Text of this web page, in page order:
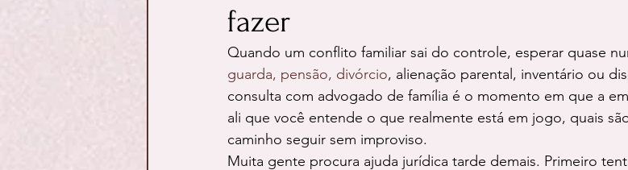
fazer
Quando um conflito familiar sai do controle, esperar quase
guarda, pensão, divórcio, alienação parental, inventário ou
consulta com advogado de família é o momento em que a
ali que você entende o que realmente está em jogo, quais
caminho seguir sem improviso.
Muita gente procura ajuda jurídica tarde demais. Primeiro